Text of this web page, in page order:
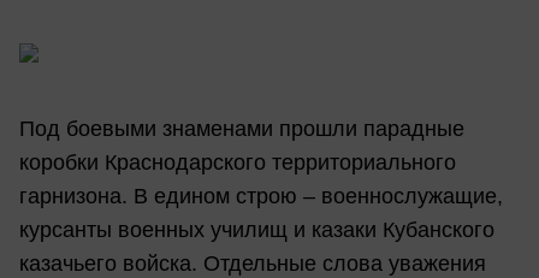
Под боевыми знаменами прошли парадные
коробки Краснодарского территориального
гарнизона. В едином строю – военнослужащие,
курсанты военных училищ и казаки Кубанского
казачьего войска. Отдельные слова уважения